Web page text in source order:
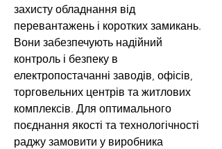
захисту обладнання від
перевантажень і коротких замикань.
Вони забезпечують надійний
контроль і безпеку в
електропостачанні заводів, офісів,
торговельних центрів та житлових
комплексів. Для оптимального
поєднання якості та технологічності
раджу замовити у виробника